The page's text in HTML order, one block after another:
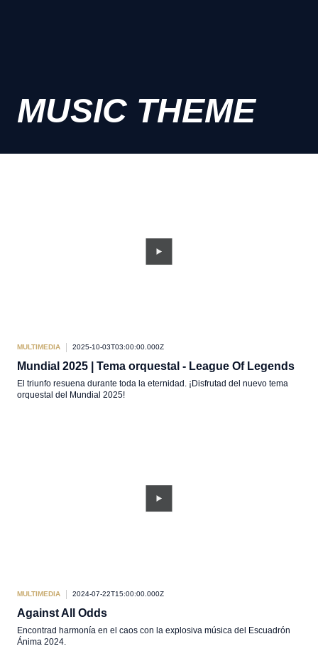
MUSIC THEME
MULTIMEDIA 2025-10-03T03:00:00.000Z
Mundial 2025 | Tema orquestal - League Of Legends
El triunfo resuena durante toda la eternidad. ¡Disfrutad del nuevo tema
orquestal del Mundial 2025!
MULTIMEDIA 2024-07-22T15:00:00.000Z
Against All Odds
Encontrad harmonía en el caos con la explosiva música del Escuadrón
Ánima 2024.